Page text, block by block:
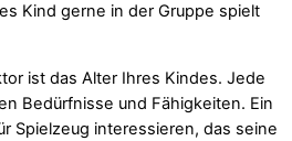
Kind gerne in der Gruppe spielt
ist das Alter Ihres Kindes. Jede
Bedürfnisse und Fähigkeiten. Ein
Spielzeug interessieren, das seine